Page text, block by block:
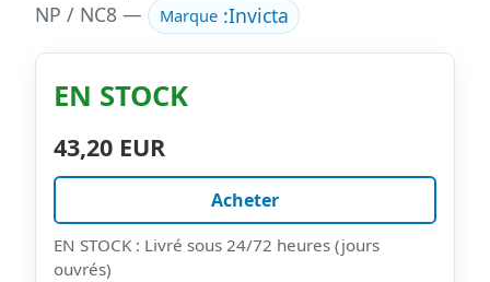
NP / NC8 —
Marque:Invicta
EN STOCK
43,20 EUR
Acheter
EN STOCK : Livré sous 24/72 heures (jours
ouvrés)